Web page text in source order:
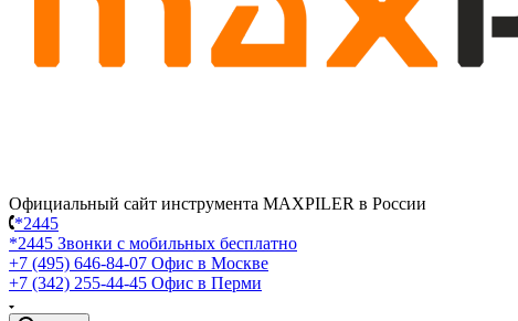
Официальный сайт инструмента MAXPILER в России
*2445
*2445 Звонки с мобильных бесплатно
+7 (495) 646-84-07 Офис в Москве
+7 (342) 255-44-45 Офис в Перми